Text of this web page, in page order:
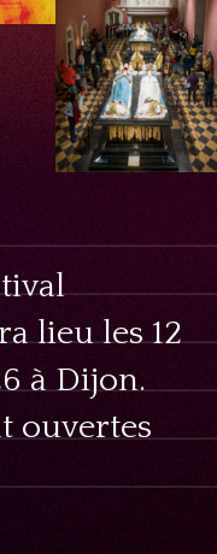
lieu les 12
à Dijon.
ouvertes